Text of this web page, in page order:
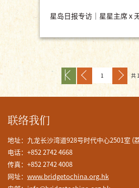
星岛日报专访｜星星主席 x
共
联络我们
地址：九龙长沙湾道928号时代中心2501室 (
电话：+852 2742 4668
传真：+852 2742 4008
网址： www.bridgetochina.org.hk